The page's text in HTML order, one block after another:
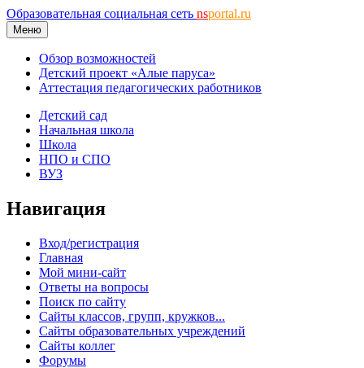
Образовательная социальная сеть nsportal.ru
Меню
Обзор возможностей
Детский проект «Алые паруса»
Аттестация педагогических работников
Детский сад
Начальная школа
Школа
НПО и СПО
ВУЗ
Навигация
Вход/регистрация
Главная
Мой мини-сайт
Ответы на вопросы
Поиск по сайту
Сайты классов, групп, кружков...
Сайты образовательных учреждений
Сайты коллег
Форумы